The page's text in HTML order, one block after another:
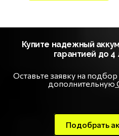
Купите надежный
гарантией до
Оставьте заявку на
дополнительную
Подобрать